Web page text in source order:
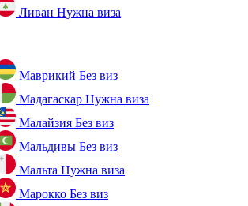
Ливан Нужна виза
Маврикий Без виз
Мадагаскар Нужна виза
Малайзия Без виз
Мальдивы Без виз
Мальта Нужна виза
Марокко Без виз